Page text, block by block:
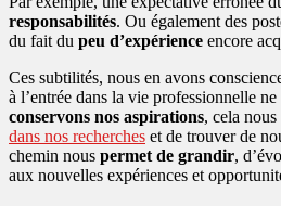
responsabilités. Ou également des
du fait du peu d’expérience encore
Ces subtilités, nous en avons
à l’entrée dans la vie professionnelle
conservons nos aspirations, cela
dans nos recherches et de trouver de
chemin nous permet de grandir,
aux nouvelles expériences et